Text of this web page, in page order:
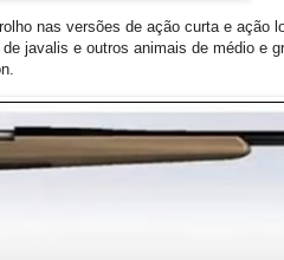
nas versões de ação curta e ação
javalis e outros animais de médio e